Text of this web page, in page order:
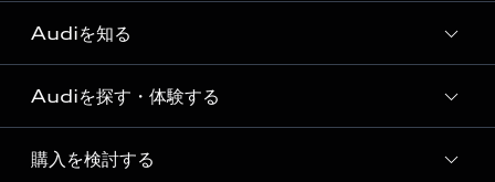
Audiを知る
Audi ブランド
Story of Progress
Audiを探す・体験する
ディーラー検索
購入を検討する